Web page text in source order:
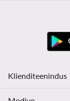
Klienditeenindus